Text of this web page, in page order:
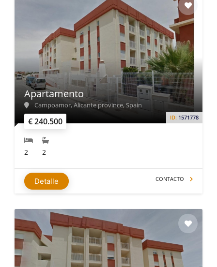
€ 240.500 ID: 1571778
Apartamento
Campoamor, Alicante province, Spain
2 2
Detalle CONTACTO